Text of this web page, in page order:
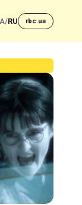
/RU rbc.ua